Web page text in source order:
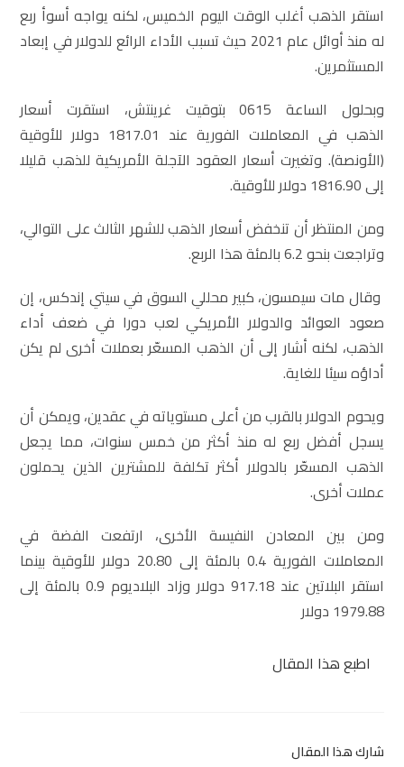
استقر الذهب أغلب الوقت اليوم الخميس، لكنه يواجه أسوأ ربع
له منذ أوائل عام 2021 حيث تسبب الأداء الرائع للدولار في إبعاد
المستثمرين.
وبحلول الساعة 0615 بتوقيت غرينتش، استقرت أسعار
الذهب في المعاملات الفورية عند 1817.01 دولار للأوقية
(الأونصة). وتغيرت أسعار العقود الآجلة الأمريكية للذهب قليلا
إلى 1816.90 دولار للأوقية.
ومن المنتظر أن تنخفض أسعار الذهب للشهر الثالث على التوالي،
وتراجعت بنحو 6.2 بالمئة هذا الربع.
وقال مات سيمسون، كبير محللي السوق في سيتي إندكس، إن
صعود العوائد والدولار الأمريكي لعب دورا في ضعف أداء
الذهب، لكنه أشار إلى أن الذهب المسعّر بعملات أخرى لم يكن
أداؤه سيئا للغاية.
ويحوم الدولار بالقرب من أعلى مستوياته في عقدين، ويمكن أن
يسجل أفضل ربع له منذ أكثر من خمس سنوات، مما يجعل
الذهب المسعّر بالدولار أكثر تكلفة للمشترين الذين يحملون
عملات أخرى.
ومن بين المعادن النفيسة الأخرى، ارتفعت الفضة في
المعاملات الفورية 0.4 بالمئة إلى 20.80 دولار للأوقية بينما
استقر البلاتين عند 917.18 دولار وزاد البلاديوم 0.9 بالمئة إلى
1979.88 دولار
اطبع هذا المقال
شارك هذا المقال